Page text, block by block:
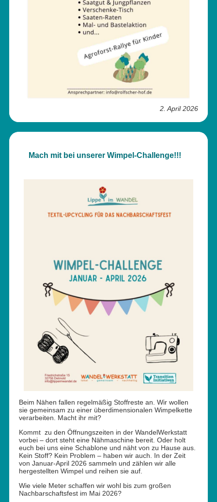
2. April 2026
Mach mit bei unserer Wimpel-Challenge!!!
Beim Nähen fallen regelmäßig Stoffreste an. Wir wollen
sie gemeinsam zu einer überdimensionalen Wimpelkette
verarbeiten. Macht ihr mit?
Kommt zu den Öffnungszeiten in der WandelWerkstatt
vorbei – dort steht eine Nähmaschine bereit. Oder holt
euch bei uns eine Schablone und näht von zu Hause aus.
Kein Stoff? Kein Problem – haben wir auch. In der Zeit
von Januar-April 2026 sammeln und zählen wir alle
hergestellten Wimpel und reihen sie auf.
Wie viele Meter schaffen wir wohl bis zum großen
Nachbarschaftsfest im Mai 2026?